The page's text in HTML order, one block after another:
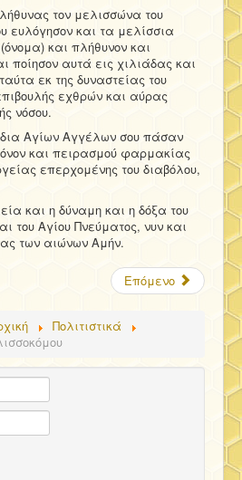
τον μελισσώνα του
ευλόγησον και τα μελίσσια
και πλήθυνον και
ποίησον αυτά εις χιλιάδας και
εκ της δυναστείας του
εχθρών και αύρας
νόσου.
Αγίων Αγγέλων σου πάσαν
και πειρασμού φαρμακίας
επερχομένης του διαβόλου,
και η δύναμη και η δόξα του
του Αγίου Πνεύματος, νυν και
των αιώνων Αμήν.
Επόμενο
Πολιτιστικά